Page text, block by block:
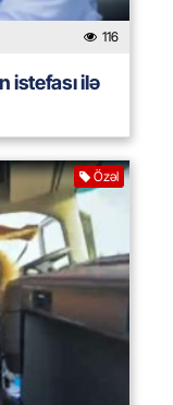
116
istefası ilə
Özəl